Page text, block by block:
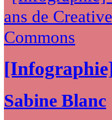
Sabine Blanc